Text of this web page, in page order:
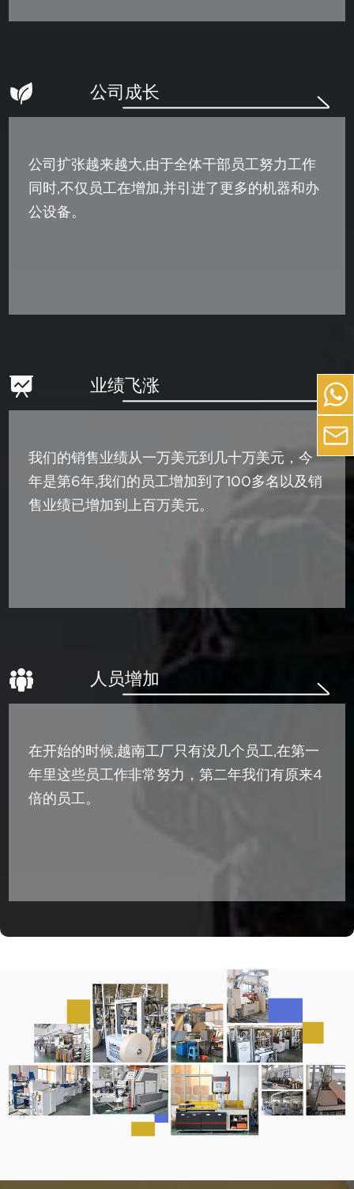
公司成长
公司扩张越来越大,由于全体干部员工努力工作
同时,不仅员工在增加,并引进了更多的机器和办
公设备。
业绩飞涨
我们的销售业绩从一万美元到几十万美元，今
年是第6年,我们的员工增加到了100多名以及销
售业绩已增加到上百万美元。
人员增加
在开始的时候,越南工厂只有没几个员工,在第一
年里这些员工作非常努力，第二年我们有原来4
倍的员工。